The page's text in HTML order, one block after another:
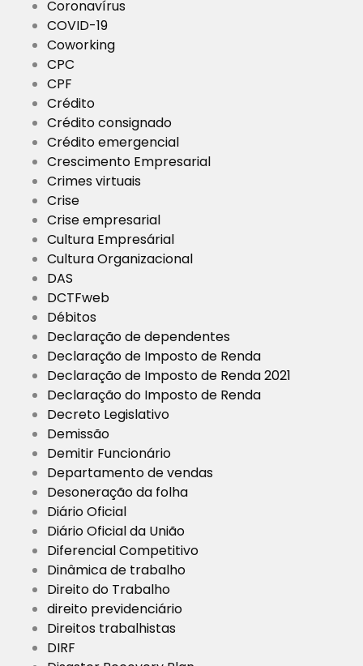
Coronavírus
COVID-19
Coworking
CPC
CPF
Crédito
Crédito consignado
Crédito emergencial
Crescimento Empresarial
Crimes virtuais
Crise
Crise empresarial
Cultura Empresárial
Cultura Organizacional
DAS
DCTFweb
Débitos
Declaração de dependentes
Declaração de Imposto de Renda
Declaração de Imposto de Renda 2021
Declaração do Imposto de Renda
Decreto Legislativo
Demissão
Demitir Funcionário
Departamento de vendas
Desoneração da folha
Diário Oficial
Diário Oficial da União
Diferencial Competitivo
Dinâmica de trabalho
Direito do Trabalho
direito previdenciário
Direitos trabalhistas
DIRF